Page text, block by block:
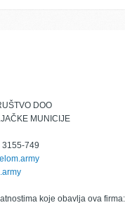
DOO
MUNICIJE
3155-749
koje obavlja ova firma: